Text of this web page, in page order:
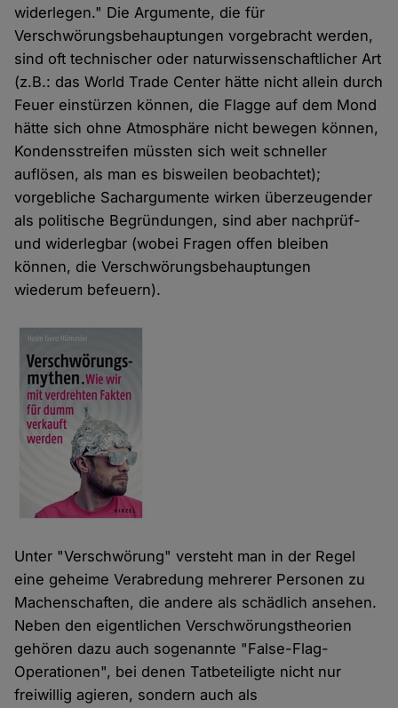
widerlegen." Die Argumente, die für
Verschwörungsbehauptungen vorgebracht werden,
sind oft technischer oder naturwissenschaftlicher Art
(z.B.: das World Trade Center hätte nicht allein durch
Feuer einstürzen können, die Flagge auf dem Mond
hätte sich ohne Atmosphäre nicht bewegen können,
Kondensstreifen müssten sich weit schneller
auflösen, als man es bisweilen beobachtet);
vorgebliche Sachargumente wirken überzeugender
als politische Begründungen, sind aber nachprüf-
und widerlegbar (wobei Fragen offen bleiben
können, die Verschwörungsbehauptungen
wiederum befeuern).
Unter "Verschwörung" versteht man in der Regel
eine geheime Verabredung mehrerer Personen zu
Machenschaften, die andere als schädlich ansehen.
Neben den eigentlichen Verschwörungstheorien
gehören dazu auch sogenannte "False-Flag-
Operationen", bei denen Tatbeteiligte nicht nur
freiwillig agieren, sondern auch als